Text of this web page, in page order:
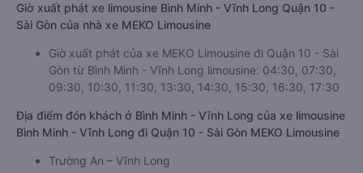
Giờ xuất phát xe limousine Bình Minh - Vĩnh Long Quận 10 -
Sài Gòn của nhà xe MEKO Limousine
Giờ xuất phát của xe MEKO Limousine đi Quận 10 - Sài
Gòn từ Bình Minh - Vĩnh Long limousine: 04:30, 07:30,
09:30, 10:30, 11:30, 13:30, 14:30, 15:30, 16:30, 17:30
Địa điểm đón khách ở Bình Minh - Vĩnh Long của xe limousine
Bình Minh - Vĩnh Long đi Quận 10 - Sài Gòn MEKO Limousine
Trường An – Vĩnh Long